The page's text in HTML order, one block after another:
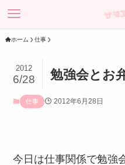
ホーム 仕事
勉強会とお
2012
6/28
仕事 2012年6月28日
今日は仕事関係で勉強